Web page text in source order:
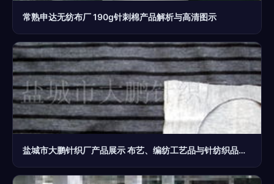
常熟申达无纺布厂 190g针刺棉产品解析与高清图示
盐城市大鹏针织厂产品展示 布艺、编纺工艺品与针纺织品系列